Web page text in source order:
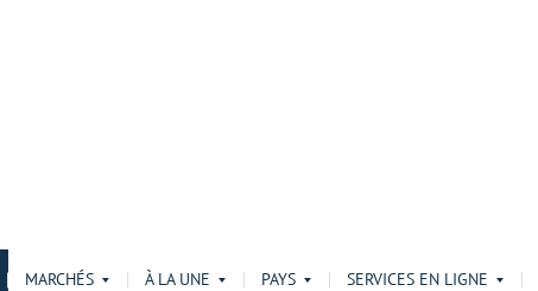
MARCHÉS À LA UNE PAYS SERVICES EN LIGNE